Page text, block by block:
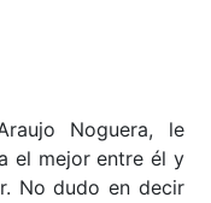
Noguera, le
el mejor entre él y
No dudo en decir